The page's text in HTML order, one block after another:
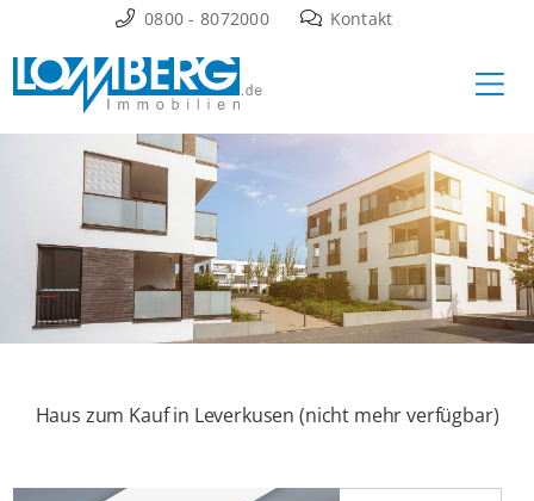
Inhalt
springen
0800 - 8072000 Kontakt
Haus zum Kauf in Leverkusen (nicht mehr verfügbar)